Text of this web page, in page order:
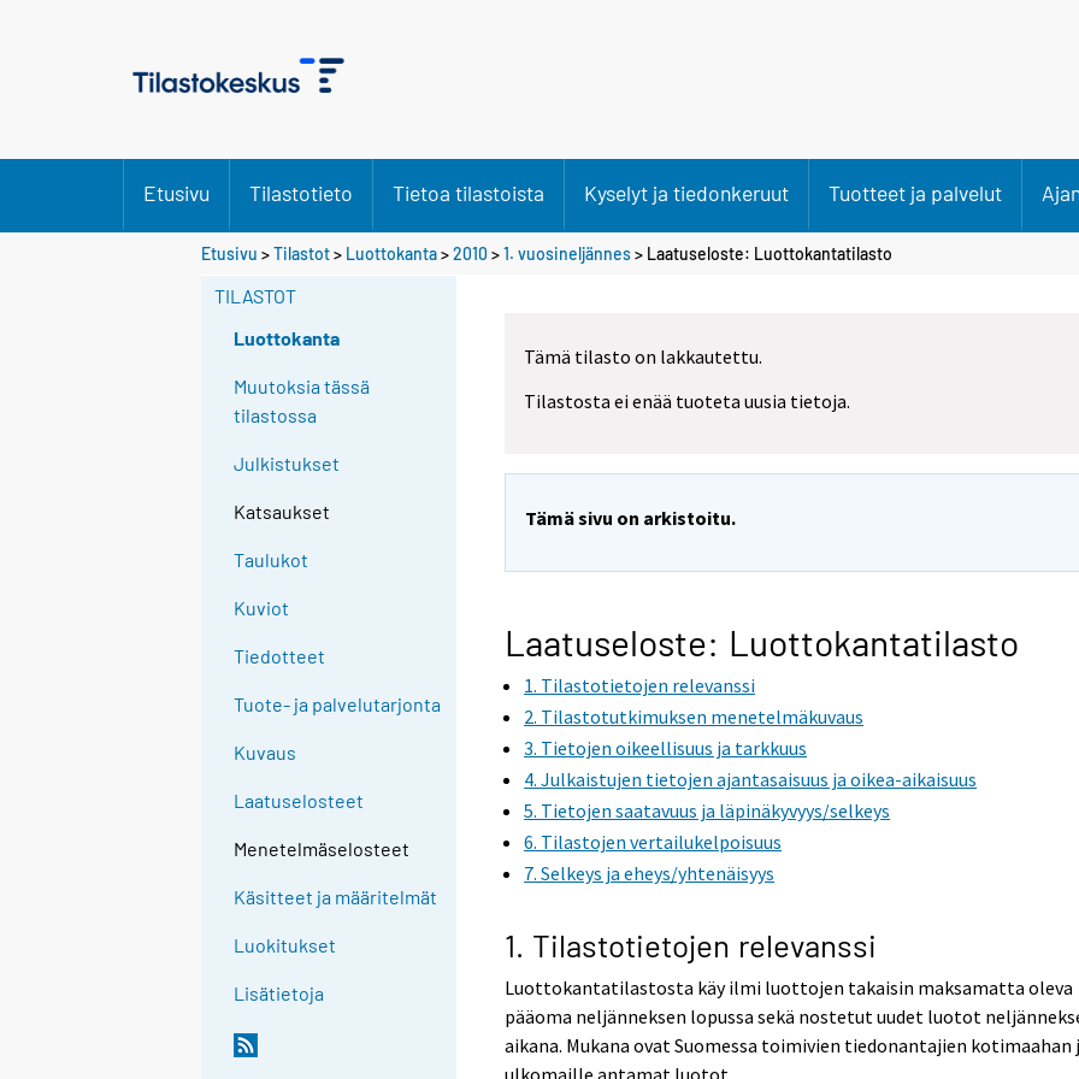
Etusivu Tilastotieto Tietoa tilastoista Kyselyt ja tiedonkeruut Tuotteet ja palvelut
Etusivu >Tilastot> Luottokanta>2010 >1. vuosineljännes> Laatuseloste: Luottokantatilasto
TILASTOT
Luottokanta
Muutoksia tässä
tilastossa
Julkistukset
Katsaukset
Taulukot
Kuviot
Tiedotteet
Tuote- ja palvelutarjonta
Kuvaus
Laatuselosteet
Menetelmäselosteet
Käsitteet ja määritelmät
Luokitukset
Lisätietoja
Tämä tilasto on lakkautettu.
Tilastosta ei enää tuoteta uusia tietoja.
Tämä sivu on arkistoitu.
Laatuseloste: Luottokantatilasto
1. Tilastotietojen relevanssi
2. Tilastotutkimuksen menetelmäkuvaus
3. Tietojen oikeellisuus ja tarkkuus
4. Julkaistujen tietojen ajantasaisuus ja oikea-aikaisuus
5. Tietojen saatavuus ja läpinäkyvyys/selkeys
6. Tilastojen vertailukelpoisuus
7. Selkeys ja eheys/yhtenäisyys
1. Tilastotietojen relevanssi
Luottokantatilastosta käy ilmi luottojen takaisin maksamatta oleva
pääoma neljänneksen lopussa sekä nostetut uudet luotot
aikana. Mukana ovat Suomessa toimivien tiedonantajien kotimaahan
ulkomaille antamat luotot.